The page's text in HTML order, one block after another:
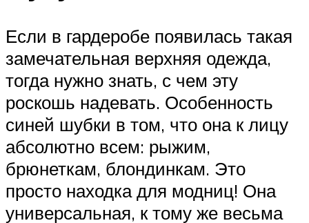
Если в гардеробе появилась такая
замечательная верхняя одежда,
тогда нужно знать, с чем эту
роскошь надевать. Особенность
синей шубки в том, что она к лицу
абсолютно всем: рыжим,
брюнеткам, блондинкам. Это
просто находка для модниц! Она
универсальная, к тому же весьма